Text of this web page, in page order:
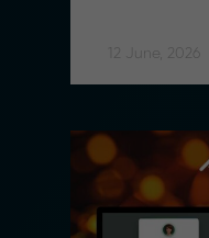
12 June, 2026